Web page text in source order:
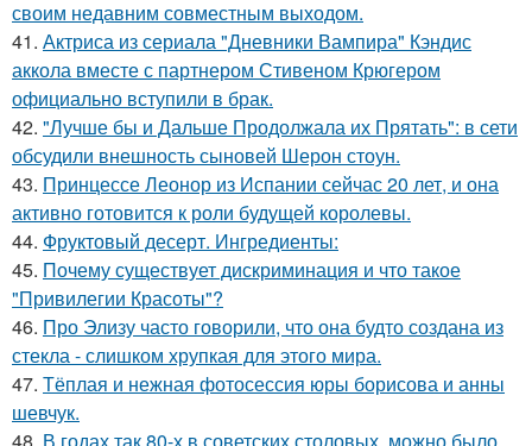
своим недавним совместным выходом.
41. Актриса из сериала "Дневники Вампира" Кэндис
аккола вместе с партнером Стивеном Крюгером
официально вступили в брак.
42. "Лучше бы и Дальше Продолжала их Прятать": в сети
обсудили внешность сыновей Шерон стоун.
43. Принцессе Леонор из Испании сейчас 20 лет, и она
активно готовится к роли будущей королевы.
44. Фруктовый десерт. Ингредиенты:
45. Почему существует дискриминация и что такое
"Привилегии Красоты"?
46. Про Элизу часто говорили, что она будто создана из
стекла - слишком хрупкая для этого мира.
47. Тёплая и нежная фотосессия юры борисова и анны
шевчук.